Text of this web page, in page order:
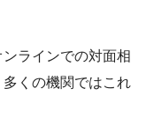
ラインでの対面相
くの機関ではこれ